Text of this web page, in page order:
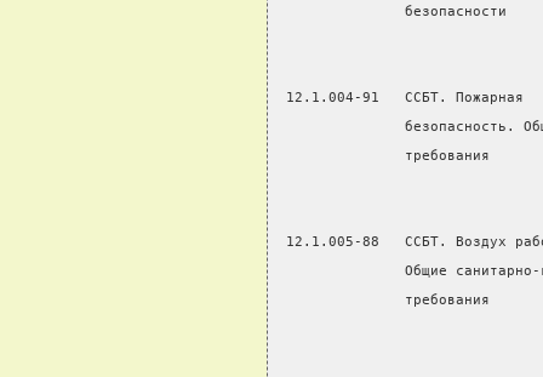
               безопасности
12.1.004-91   ССБТ.
безопасность.
               требования
12.1.005-88   ССБТ. Воздух
Общие
               требования